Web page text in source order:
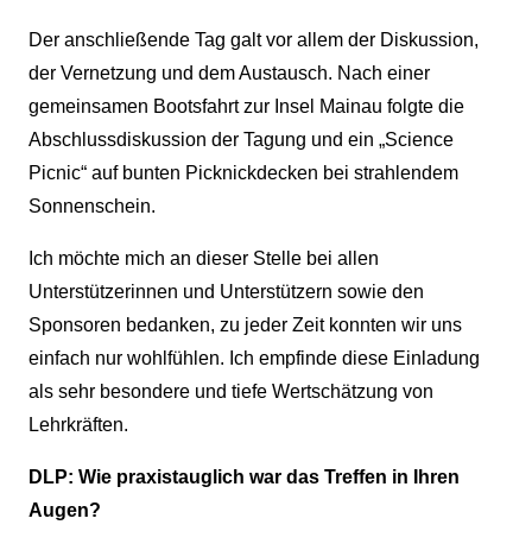
Der anschließende Tag galt vor allem der Diskussion,
der Vernetzung und dem Austausch. Nach einer
gemeinsamen Bootsfahrt zur Insel Mainau folgte die
Abschlussdiskussion der Tagung und ein „Science
Picnic“ auf bunten Picknickdecken bei strahlendem
Sonnenschein.
Ich möchte mich an dieser Stelle bei allen
Unterstützerinnen und Unterstützern sowie den
Sponsoren bedanken, zu jeder Zeit konnten wir uns
einfach nur wohlfühlen. Ich empfinde diese Einladung
als sehr besondere und tiefe Wertschätzung von
Lehrkräften.
DLP: Wie praxistauglich war das Treffen in Ihren
Augen?